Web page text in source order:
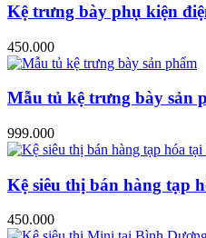
Kệ trưng bày phụ kiện
450.000
Mẫu tủ kệ trưng bày sản
999.000
Kệ siêu thị bán hàng tạp
450.000